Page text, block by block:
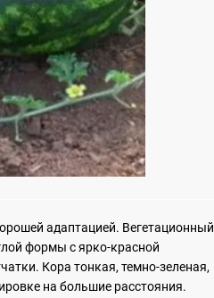
адаптацией. Вегетационный
формы с ярко-красной
Кора тонкая, темно-зеленая,
на большие расстояния.